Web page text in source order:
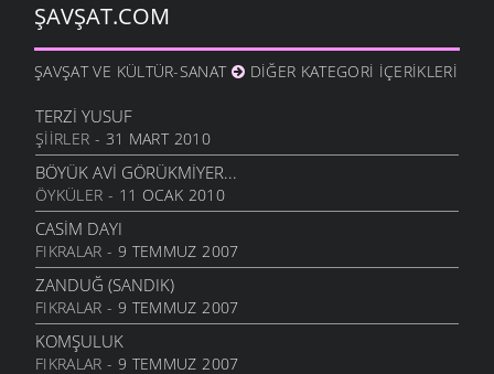
SIÇANDAN DOĞAN
7 EKIM 2006
URUSUN BEŞ KAPIKI
7 EKIM 2006
HARMANA GIREN
7 EKIM 2006
OTARDIĞIM DANA
7 EKIM 2006
HEM HIZAN
6 EKIM 2006
SIZDE
13 EYLÜL 2006
KIZ
ŞAVŞAT.COM
ŞAVŞAT VE KÜLTÜR-SANAT DIĞER KATEGORI İÇERIKLERI
TERZI YUSUF
ŞIIRLER - 31 MART 2010
BÖYÜK AVI GÖRÜKMIYER...
ÖYKÜLER - 11 OCAK 2010
CASIM DAYI
FIKRALAR - 9 TEMMUZ 2007
ZANDUĞ (SANDIK)
FIKRALAR - 9 TEMMUZ 2007
KOMŞULUK
FIKRALAR - 9 TEMMUZ 2007